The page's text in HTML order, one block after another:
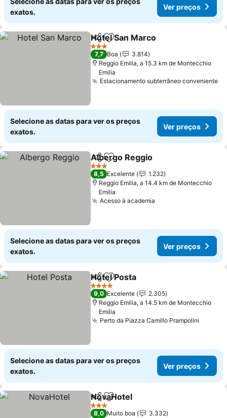
exatos.
Ver preços
PartilharAdicionar aos favoritos
Hotel San Marco
3 Estrelas
7,7 Boa
3.814
Reggio Emilia, a 15.3 km de Montecchio
Emilia
Estacionamento subterrâneo conveniente
Selecione as datas para ver os preços
exatos.
Ver preços
PartilharAdicionar aos favoritos
Albergo Reggio
3 Estrelas
8,5 Excelente
1.232
Reggio Emilia, a 14.4 km de Montecchio
Emilia
Acesso à academia
Selecione as datas para ver os preços
exatos.
Ver preços
PartilharAdicionar aos favoritos
Hotel Posta
4 Estrelas
9,0 Excelente
2.305
Reggio Emilia, a 14.5 km de Montecchio
Emilia
Perto da Piazza Camillo Prampolini
Selecione as datas para ver os preços
exatos.
Ver preços
PartilharAdicionar aos favoritos
NovaHotel
3 Estrelas
8,0 Muito boa
3.332